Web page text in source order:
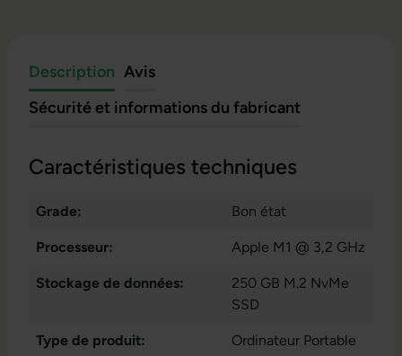
Description Avis
Sécurité et informations du fabricant
Caractéristiques techniques
Grade: Bon état
Processeur: Apple M1 @ 3,2 GHz
Stockage de données:
250 GB M.2 NvMe
SSD
Type de produit: Ordinateur Portable